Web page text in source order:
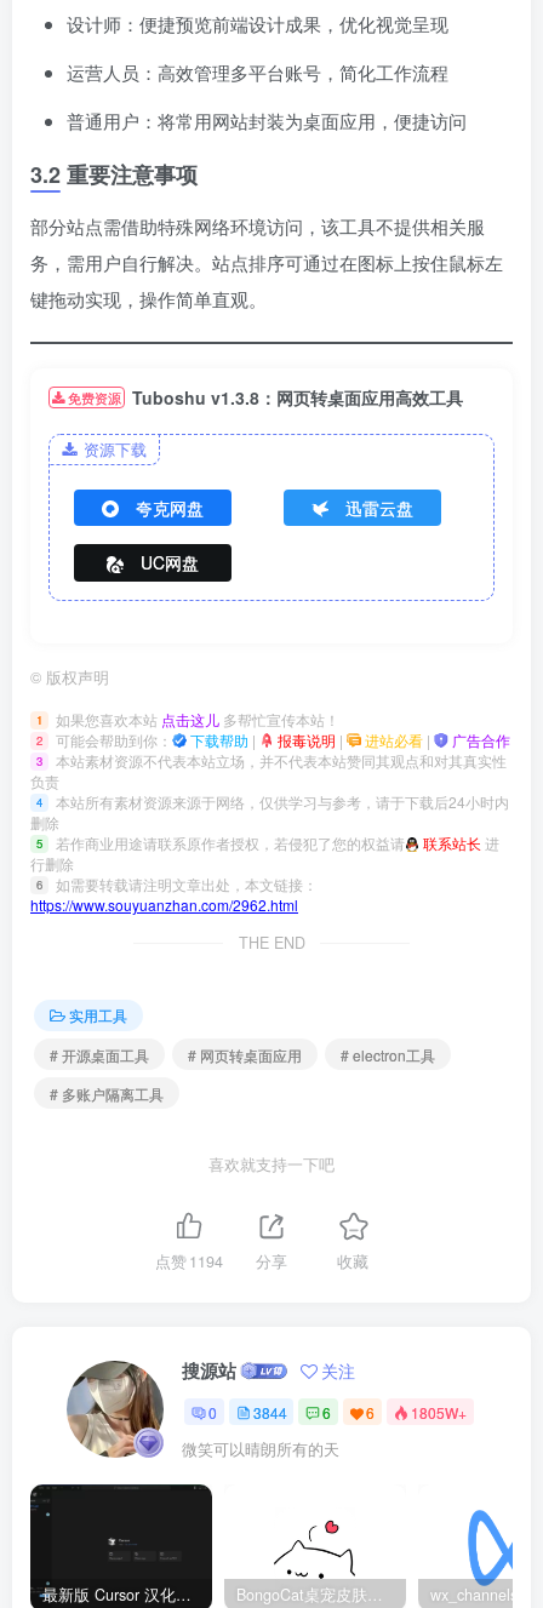
设计师：便捷预览前端设计成果，优化视觉呈现
运营人员：高效管理多平台账号，简化工作流程
普通用户：将常用网站封装为桌面应用，便捷访问
3.2 重要注意事项
部分站点需借助特殊网络环境访问，该工具不提供相关服
务，需用户自行解决。站点排序可通过在图标上按住鼠标左
键拖动实现，操作简单直观。
免费资源 Tuboshu v1.3.8：网页转桌面应用高效工具
资源下载
夸克网盘 迅雷云盘
UC网盘
© 版权声明
1 如果您喜欢本站 点击这儿 多帮忙宣传本站！
2 可能会帮助到你： 下载帮助 | 报毒说明 | 进站必看 | 广告合作
3
本站素材资源不代表本站立场，并不代表本站赞同其观点和对其真实性
负责
4
本站所有素材资源来源于网络，仅供学习与参考，请于下载后24小时内
删除
5 若作商业用途请联系原作者授权，若侵犯了您的权益请 联系站长 进
行删除
6
如需要转载请注明文章出处，本文链接：
https://www.souyuanzhan.com/2962.html
THE END
实用工具
# 开源桌面工具
# 网页转桌面应用
# electron工具
# 多账户隔离工具
喜欢就支持一下吧
点赞1194 分享 收藏
搜源站 关注
0 3844 6 6 1805W+
微笑可以晴朗所有的天
最新版 Cursor 汉化设置中文教程（两种简单方法，附中文语言包下载） BongoCat桌宠皮肤包大全：20款主题皮肤免费下载